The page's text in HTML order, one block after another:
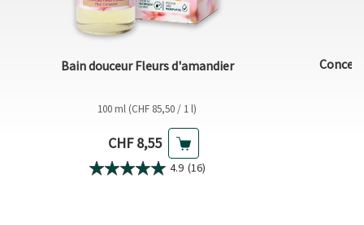
Bain douceur Fleurs d'amandier
100 ml (CHF 85,50 / 1 l)
Prix actuel
CHF 8,55
4.9 (16)